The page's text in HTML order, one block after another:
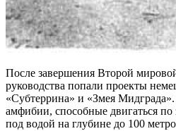
После завершения Второй
руководства попали проекты
«Субтеррина» и «Змея
амфибии, способные двигаться
под водой на глубине до 100